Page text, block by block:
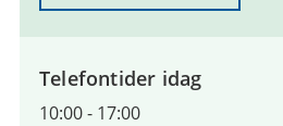
Telefontider idag
10:00- 17:00